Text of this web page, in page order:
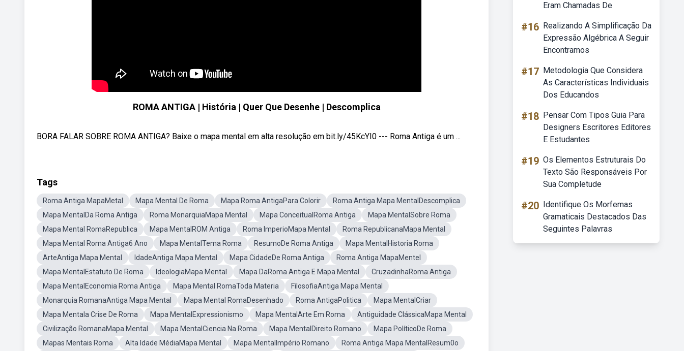
ROMA ANTIGA | História | Quer Que Desenhe | Descomplica
BORA FALAR SOBRE ROMA ANTIGA? Baixe o mapa mental em alta resolução em bit.ly/45KcYI0 --- Roma Antiga é um ...
Tags
Roma Antiga MapaMetal Mapa Mental De Roma Mapa Roma AntigaPara Colorir
Roma Antiga Mapa MentalDescomplica
Mapa MentalDa Roma Antiga
Roma MonarquiaMapa Mental Mapa ConceitualRoma Antiga
Mapa MentalSobre Roma
Mapa Mental RomaRepublica
Mapa MentalROM Antiga Roma ImperioMapa Mental
Roma RepublicanaMapa Mental
Mapa Mental Roma Antiga6 Ano
Mapa MentalTema Roma ResumoDe Roma Antiga
Mapa MentalHistoria Roma
ArteAntiga Mapa Mental
IdadeAntiga Mapa Mental Mapa CidadeDe Roma Antiga
Roma Antiga MapaMentel
Mapa MentalEstatuto De Roma
IdeologiaMapa Mental Mapa DaRoma Antiga E Mapa Mental
CruzadinhaRoma Antiga
Mapa MentalEconomia Roma Antiga
Mapa Mental RomaToda Materia
FilosofiaAntiga Mapa Mental
Monarquia RomanaAntiga Mapa Mental
Mapa Mental RomaDesenhado Roma AntigaPolitica
Mapa MentalCriar
Mapa Mentala Crise De Roma
Mapa MentalExpressionismo Mapa MentalArte Em Roma
Antiguidade ClássicaMapa Mental
Civilização RomanaMapa Mental
Mapa MentalCiencia Na Roma Mapa MentalDireito Romano
Mapa PolíticoDe Roma
Mapas Mentais Roma
Alta Idade MédiaMapa Mental Mapa MentalImpério Romano
Roma Antiga Mapa MentalResum0o
Eram Chamadas De
#16 Realizando A Simplificação Da
Expressão Algébrica A Seguir
Encontramos
#17 Metodologia Que Considera
As Características Individuais
Dos Educandos
#18 Pensar Com Tipos Guia Para
Designers Escritores Editores
E Estudantes
#19 Os Elementos Estruturais Do
Texto São Responsáveis Por
Sua Completude
#20 Identifique Os Morfemas
Gramaticais Destacados Das
Seguintes Palavras